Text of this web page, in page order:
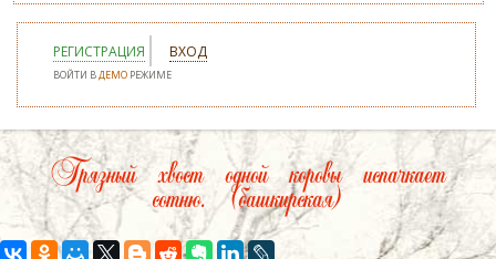
РЕГИСТРАЦИЯ ВХОД
ВОЙТИ ВДЕМО РЕЖИМЕ
Грязный хвост одной коровы испачкает
сотню. (башкирская)